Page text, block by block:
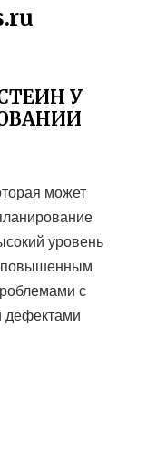
У
может
уровень
повышенным
с